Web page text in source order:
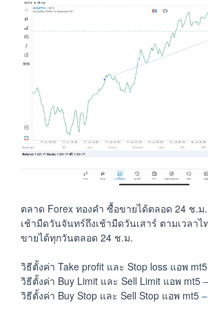
ตลาด Forex ทองคำ ซื้อขายได้ตลอด 24 ช.ม
เช้ามืดวันจันทร์ถึงเช้ามืดวันเสาร์ ตามเวลา
ขายได้ทุกวันตลอด 24 ช.ม.
วิธีตั้งค่า Take profit และ Stop loss แอพ mt5
วิธีตั้งค่า Buy Limit และ Sell Limit แอพ mt5
วิธีตั้งค่า Buy Stop และ Sell Stop แอพ mt5